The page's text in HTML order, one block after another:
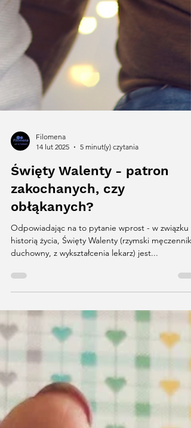
Filomena
14 lut 2025
5 minut(y) czytania
Święty Walenty - patron
zakochanych, czy
obłąkanych?
Odpowiadając na to pytanie wprost - w związku z
duchowny, z wykształcenia lekarz) jest...